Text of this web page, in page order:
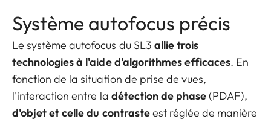
Système autofocus précis
Le système autofocus du SL3 allie trois
technologies à l'aide d'algorithmes efficaces. En
fonction de la situation de prise de vues,
l'interaction entre la détection de phase (PDAF),
d'objet et celle du contrasteest réglée de manière